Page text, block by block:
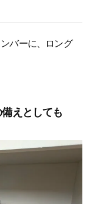
バーに、ロング
えとしても